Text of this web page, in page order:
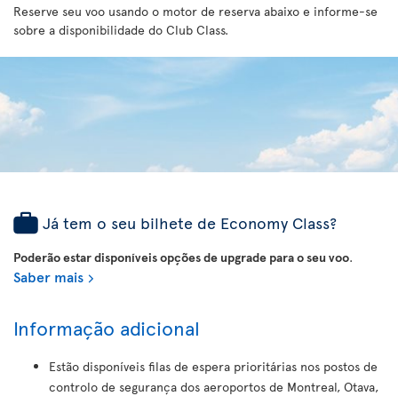
Reserve seu voo usando o motor de reserva abaixo e informe-se
sobre a disponibilidade do Club Class.
Já tem o seu bilhete de Economy Class?
Poderão estar disponíveis opções de upgrade para o seu voo.
Saber mais
Informação adicional
Estão disponíveis filas de espera prioritárias nos postos de
controlo de segurança dos aeroportos de Montreal, Otava,